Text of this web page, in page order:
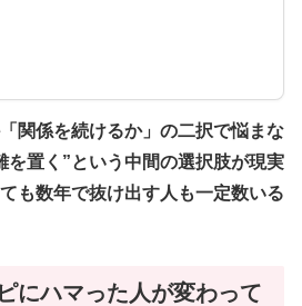
関係を続けるか」の二択で悩まな
を置く”という中間の選択肢が現実
も数年で抜け出す人も一定数いる
にハマった人が変わって